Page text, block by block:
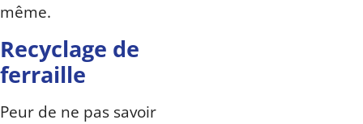
même.
Recyclage de
ferraille
Peur de ne pas savoir